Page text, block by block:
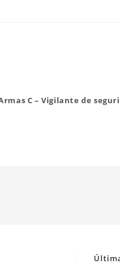
C – Vigilante de